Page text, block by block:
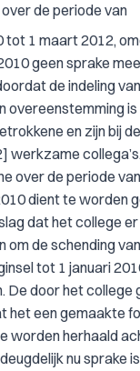
de periode van
tot 1 maart 2012,
geen sprake
de indeling
overeenstemming
en zijn bij
werkzame
over de periode
dient te worden
dat het college
om de schending
tot 1 januari
De door het college
het een gemaakte
worden herhaald
nu sprake